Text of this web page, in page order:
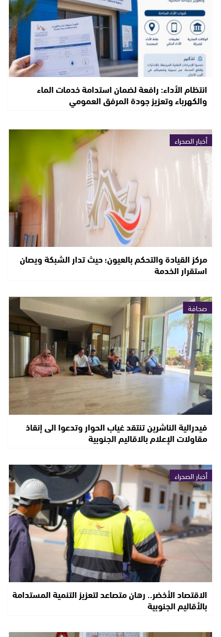
انتظام الأداء: رافعة لضمان استدامة خدمات الماء
والكهرباء وتعزيز جودة المرفق العمومي
أخبار الصحراء
مركز القيادة والتحكم بالعيون؛ حيث تدار الشبكة ويصان
استقرار الخدمة
صحافة
فيدرالية الناشرين تنتقد غياب الحوار وتدعوا الى إنقاذ
مقاولات الإعلام بالاقاليم الجنوبية
أخبار الصحراء
الاقتصاد الأخضر.. رهان متصاعد لتعزيز التنمية المستدامة
بالأقاليم الجنوبية